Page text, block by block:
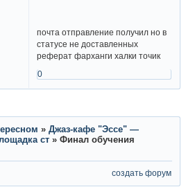
почта отправление получил но в
статусе не доставленных
реферат фарханги халки точик
0
» Джаз-кафе "Эссе" —
ст » Финал обучения
создать форум